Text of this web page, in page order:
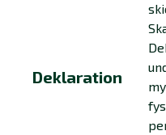
Deklaration